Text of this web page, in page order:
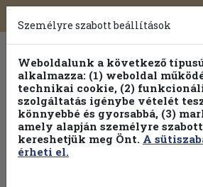
Toggle
navigation
Válogasson több mint 1.000.000
100%
Személyre szabott beállítások
Weboldalunk a következő
alkalmazza: (1) weboldal
technikai cookie, (2)
szolgáltatás igénybe vételét
könnyebbé és gyorsabbá, (3)
amely alapján személyre
kereshetjük meg Önt. A
érheti el.